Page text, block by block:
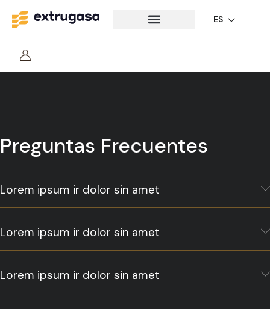
ES
Preguntas Frecuentes
Lorem ipsum ir dolor sin amet
Lorem ipsum ir dolor sin amet
Lorem ipsum ir dolor sin amet